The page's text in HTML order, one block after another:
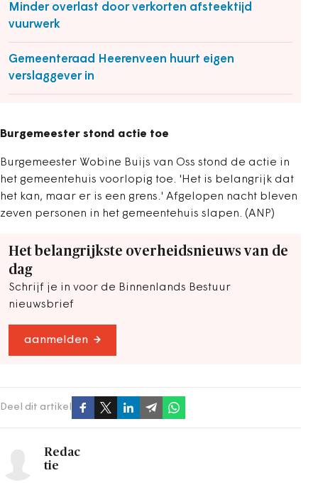
Minder overlast door verkorten afsteektijd
vuurwerk
Gemeenteraad Heerenveen huurt eigen
verslaggever in
Burgemeester stond actie toe
Burgemeester Wobine Buijs van Oss stond de actie in
het gemeentehuis voorlopig toe. 'Het is belangrijk dat
het kan, maar er is een grens.' Afgelopen nacht bleven
zeven personen in het gemeentehuis slapen. (ANP)
Het belangrijkste overheidsnieuws van de
dag
Schrijf je in voor de Binnenlands Bestuur
nieuwsbrief
aanmelden
Deel dit artikel
Redac
tie